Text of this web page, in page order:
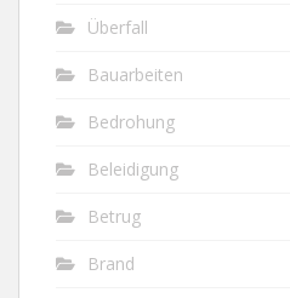
Überfall
Bauarbeiten
Bedrohung
Beleidigung
Betrug
Brand